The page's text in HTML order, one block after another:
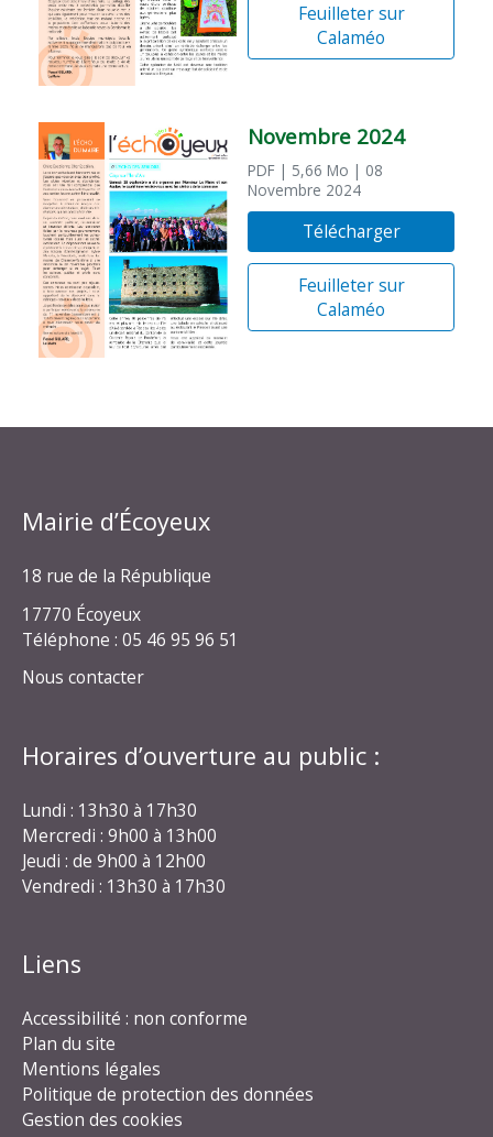
Feuilleter sur
Calaméo
Novembre 2024
PDF | 5,66 Mo | 08
Novembre 2024
Télécharger
Feuilleter sur
Calaméo
Mairie d’Écoyeux
18 rue de la République
17770 Écoyeux
Téléphone : 05 46 95 96 51
Nous contacter
Horaires d’ouverture au public :
Lundi : 13h30 à 17h30
Mercredi : 9h00 à 13h00
Jeudi : de 9h00 à 12h00
Vendredi : 13h30 à 17h30
Liens
Accessibilité : non conforme
Plan du site
Mentions légales
Politique de protection des données
Gestion des cookies